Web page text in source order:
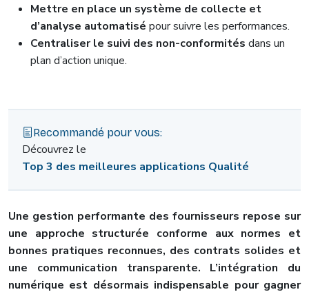
Mettre en place un système de collecte et
d’analyse automatisé pour suivre les performances.
Centraliser le suivi des non-conformités dans un
plan d’action unique.
Recommandé pour vous:
Découvrez le
Top 3 des meilleures applications Qualité
Une gestion performante des fournisseurs repose sur
une approche structurée conforme aux normes et
bonnes pratiques reconnues, des contrats solides et
une communication transparente. L’intégration du
numérique est désormais indispensable pour gagner